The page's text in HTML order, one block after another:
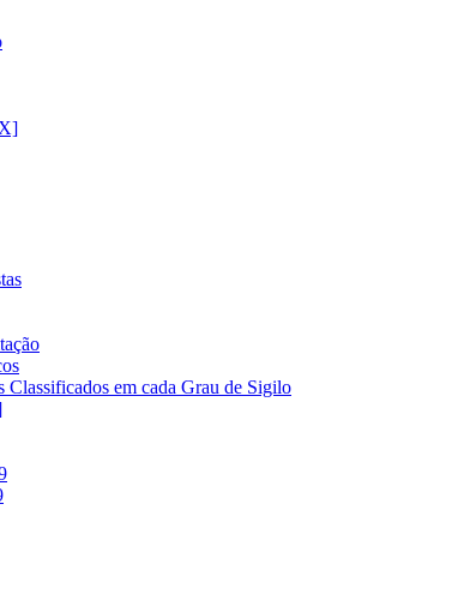
Classificados em cada Grau de Sigilo